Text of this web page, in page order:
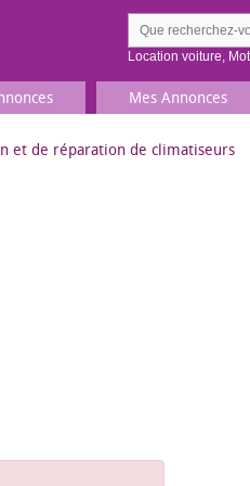
Location voiture,
Mes Annonces
et de réparation de climatiseurs